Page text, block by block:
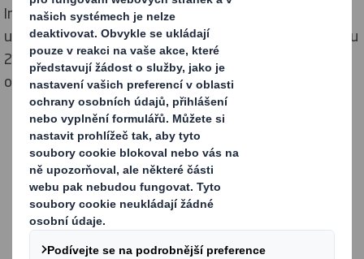
International Paper a DS Smith, dva přední výrobci
udržitelných obalů a dalších výrobků z vláken, se v lednu
2025 spojili a vytvořili skutečně globálního lídra v
oblasti udržitelných obalových řešení.
Budujeme silnější globální
společnost